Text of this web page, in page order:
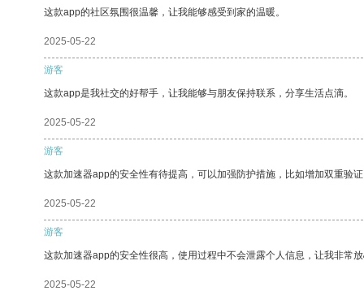
这款app的社区氛围很温馨，让我能够感受到家的温暖。
2025-05-22
游客
这款app是我社交的好帮手，让我能够与朋友保持联系，分享生活点滴。
2025-05-22
游客
这款加速器app的安全性有待提高，可以加强防护措施，比如增加双重验
2025-05-22
游客
这款加速器app的安全性很高，使用过程中不会泄露个人信息，让我非常
2025-05-22